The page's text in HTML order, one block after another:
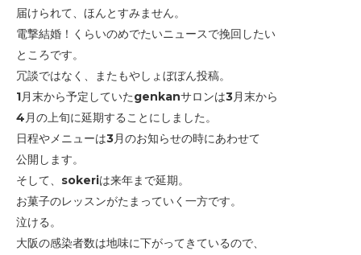
届けられて、 ほんとすみません。
電撃結婚！くらいのめでたいニュースで挽回したい
ところです。
冗談ではなく、またもやしょぼぼん投稿。
1月末から予定していたgenkanサロンは3月末から
4月の上旬に延期することにしました。
日程やメニューは3月のお知らせの時にあわせて
公開します。
そして、sokeriは来年まで延期。
お菓子のレッスンがたまっていく一方です。
泣ける。
大阪の感染者数は地味に下がってきているので、